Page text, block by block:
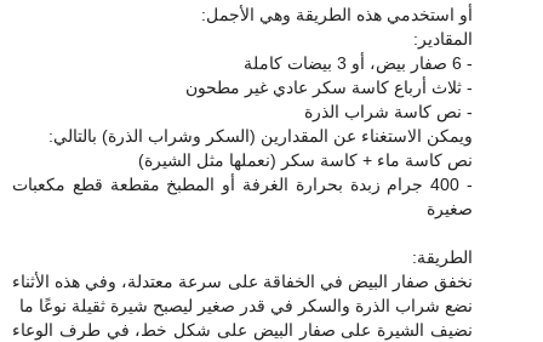
أو استخدمي هذه الطريقة وهي الأجمل:
المقادير:
- 6 صفار بيض، أو 3 بيضات كاملة
- ثلاث أرباع كاسة سكر عادي غير مطحون
- نص كاسة شراب الذرة
ويمكن الاستغناء عن المقدارين (السكر وشراب الذرة) بالتالي:
نص كاسة ماء + كاسة سكر (نعملها مثل الشيرة)
- 400 جرام زبدة بحرارة الغرفة أو المطبخ مقطعة قطع مكعبات
صغيرة
الطريقة:
نخفق صفار البيض في الخفاقة على سرعة معتدلة، وفي هذه الأثناء
نضع شراب الذرة والسكر في قدر صغير ليصبح شيرة ثقيلة نوعًا ما
نضيف الشيرة على صفار البيض على شكل خط، في طرف الوعاء